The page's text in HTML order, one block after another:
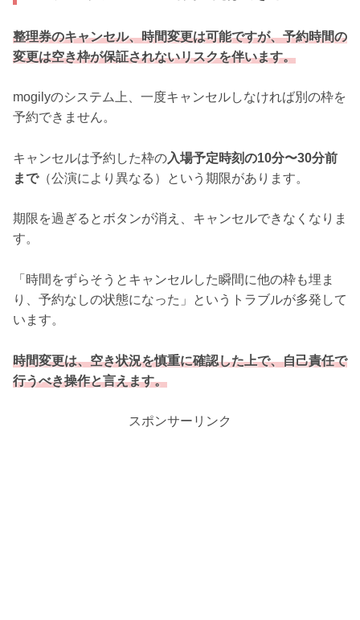
整理券のキャンセル、時間変更は可能ですが、予約時間の
変更は空き枠が保証されないリスクを伴います。
mogilyのシステム上、一度キャンセルしなければ別の枠を
予約できません。
キャンセルは予約した枠の入場予定時刻の10分〜30分前
まで（公演により異なる）という期限があります。
期限を過ぎるとボタンが消え、キャンセルできなくなりま
す。
「時間をずらそうとキャンセルした瞬間に他の枠も埋ま
り、予約なしの状態になった」というトラブルが多発して
います。
時間変更は、空き状況を慎重に確認した上で、自己責任で
行うべき操作と言えます。
スポンサーリンク